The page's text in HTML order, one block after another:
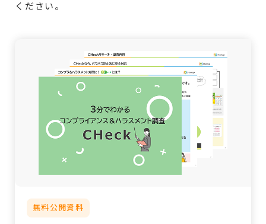
ください。
無料公開資料